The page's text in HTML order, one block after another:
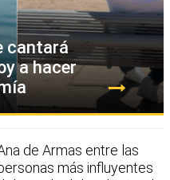
cantará
a hacer
de Armas entre las
más influyentes